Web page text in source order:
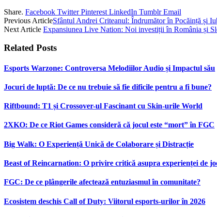
Share. Facebook Twitter Pinterest LinkedIn Tumblr Email
Previous ArticleSfântul Andrei Criteanul: Îndrumător în Pocăință și
Next Article Expansiunea Live Nation: Noi investiții în România și
Related Posts
Esports Warzone: Controversa Melodiilor Audio și Impactul său
Jocuri de luptă: De ce nu trebuie să fie dificile pentru a fi bune?
Riftbound: T1 și Crossover-ul Fascinant cu Skin-urile World
2XKO: De ce Riot Games consideră că jocul este “mort” în FGC
Big Walk: O Experiență Unică de Colaborare și Distracție
Beast of Reincarnation: O privire critică asupra experienței de
FGC: De ce plângerile afectează entuziasmul în comunitate?
Ecosistem deschis Call of Duty: Viitorul esports-urilor în 2026